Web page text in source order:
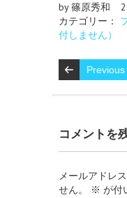
by 篠原秀和
カテゴリー：
付しません）
コメントを
メールアドレ
せん。
※ が付